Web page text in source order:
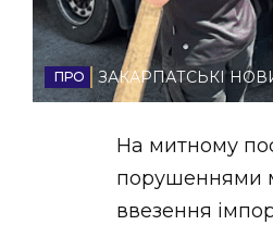
ВІДЕОЗАКАРПАТСЬКІ
На митному
порушеннями
ввезення